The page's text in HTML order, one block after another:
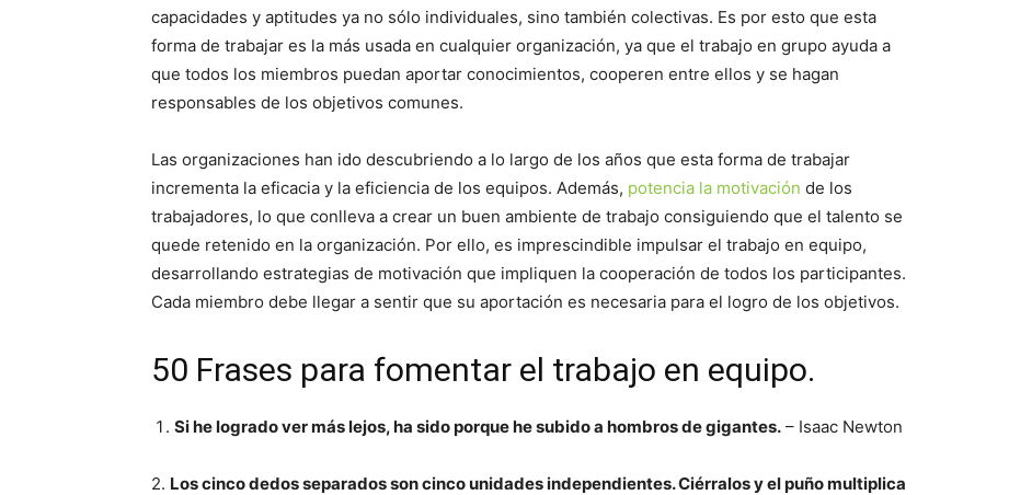
capacidades y aptitudes ya no sólo individuales, sino también colectivas. Es por esto que esta
forma de trabajar es la más usada en cualquier organización, ya que el trabajo en grupo ayuda a
que todos los miembros puedan aportar conocimientos, cooperen entre ellos y se hagan
responsables de los objetivos comunes.
Las organizaciones han ido descubriendo a lo largo de los años que esta forma de trabajar
incrementa la eficacia y la eficiencia de los equipos. Además, potencia la motivación de los
trabajadores, lo que conlleva a crear un buen ambiente de trabajo consiguiendo que el talento se
quede retenido en la organización. Por ello, es imprescindible impulsar el trabajo en equipo,
desarrollando estrategias de motivación que impliquen la cooperación de todos los participantes.
Cada miembro debe llegar a sentir que su aportación es necesaria para el logro de los objetivos.
50 Frases para fomentar el trabajo en equipo.
Si he logrado ver más lejos, ha sido porque he subido a hombros de gigantes. – Isaac Newton
2. Los cinco dedos separados son cinco unidades independientes. Ciérralos y el puño multiplica